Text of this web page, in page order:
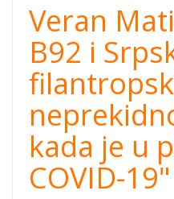
Veran
B92 i
kada je u
COVID-19"